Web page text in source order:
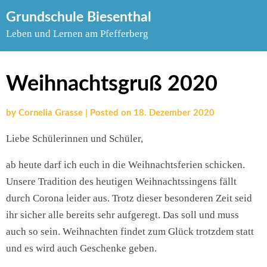
to
Grundschule Biesenthal
Leben und Lernen am Pfefferberg
Weihnachtsgruß 2020
by Cornelia Grasse Posted on 18. Dezember 2020
Liebe Schülerinnen und Schüler,
ab heute darf ich euch in die Weihnachtsferien schicken.
Unsere Tradition des heutigen Weihnachtssingens fällt
durch Corona leider aus. Trotz dieser besonderen Zeit seid
ihr sicher alle bereits sehr aufgeregt. Das soll und muss
auch so sein. Weihnachten findet zum Glück trotzdem statt
und es wird auch Geschenke geben.